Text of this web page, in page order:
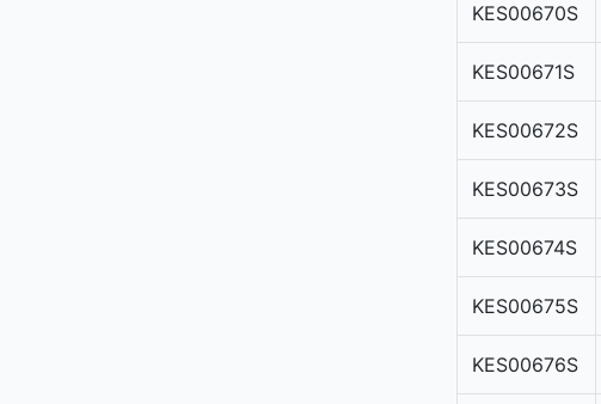
KES00670S
KES00671S
KES00672S
KES00673S
KES00674S
KES00675S
KES00676S